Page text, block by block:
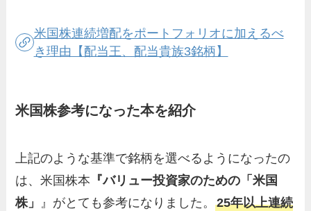
米国株連続増配をポートフォリオに加えるべ
き理由【配当王、配当貴族3銘柄】
米国株参考になった本を紹介
上記のような基準で銘柄を選べるようになったの
は、米国株本 『バリュー投資家のための「米国
株」 』がとても参考になりました。25年以上連続